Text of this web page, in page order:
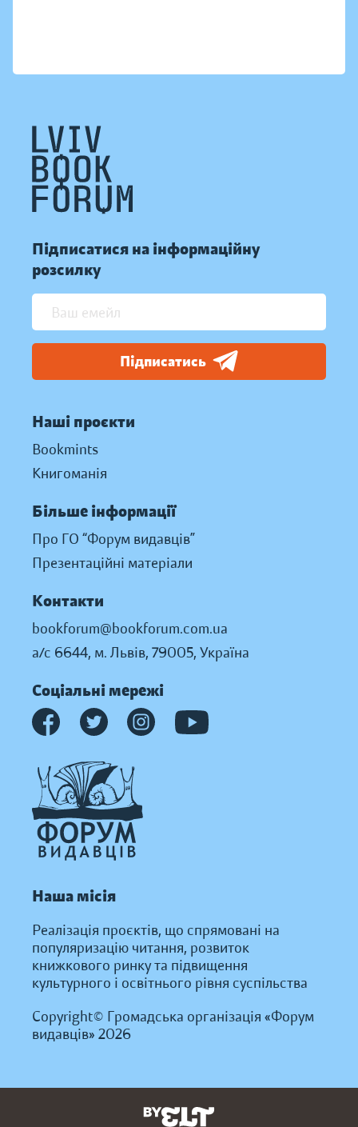
Підписатися на інформаційну
розсилку
Підписатись
Наші проєкти
Bookmints
Книгоманія
Більше інформації
Про ГО “Форум видавців”
Презентаційні матеріали
Контакти
bookforum@bookforum.com.ua
а/с 6644, м. Львів, 79005, Україна
Соціальні мережі
Наша місія
Реалізація проєктів, що спрямовані на
популяризацію читання, розвиток
книжкового ринку та підвищення
культурного і освітнього рівня суспільства
Copyright© Громадська організація «Форум
видавців» 2026